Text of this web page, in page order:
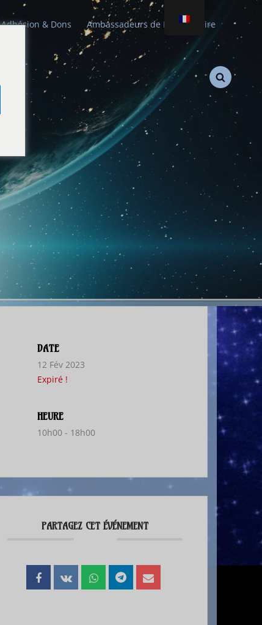
Adhésion & Dons Ambassadeurs de Paix Stellaire
DATE
12 Fév 2023
Expiré !
HEURE
10h00 - 18h00
PARTAGEZ CET ÉVÉNEMENT